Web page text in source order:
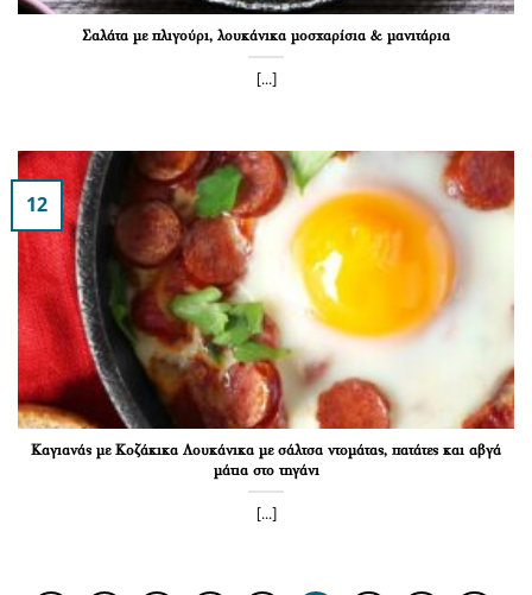
Σαλάτα με πλιγούρι, λουκάνικα μοσχαρίσια & μανιτάρια
[...]
Καγιανάς με Κοζάκικα Λουκάνικα με σάλτσα ντομάτας, πατάτες και αβγά
μάτια στο τηγάνι
[...]
12